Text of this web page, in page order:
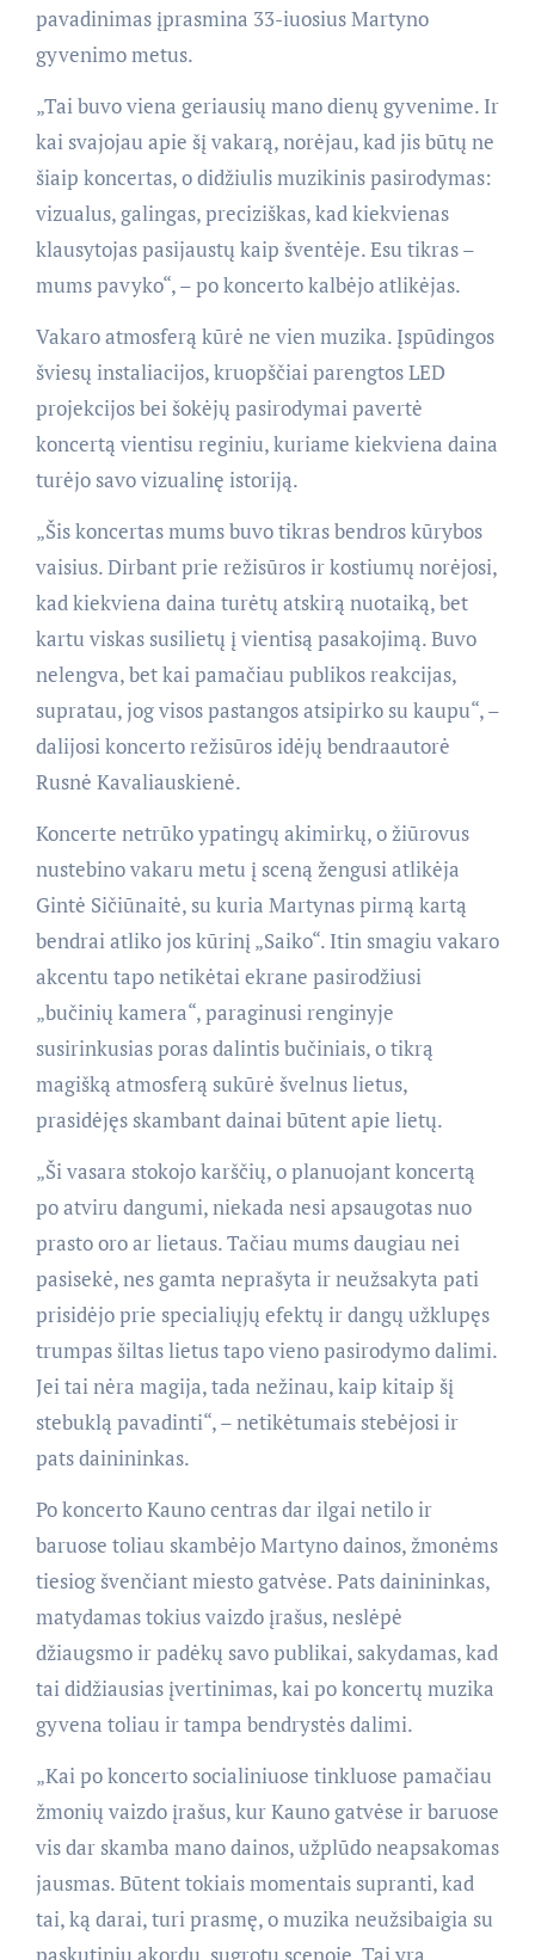
pavadinimas įprasmina 33-iuosius Martyno
gyvenimo metus.
„Tai buvo viena geriausių mano dienų gyvenime. Ir
kai svajojau apie šį vakarą, norėjau, kad jis būtų ne
šiaip koncertas, o didžiulis muzikinis pasirodymas:
vizualus, galingas, preciziškas, kad kiekvienas
klausytojas pasijaustų kaip šventėje. Esu tikras –
mums pavyko“, – po koncerto kalbėjo atlikėjas.
Vakaro atmosferą kūrė ne vien muzika. Įspūdingos
šviesų instaliacijos, kruopščiai parengtos LED
projekcijos bei šokėjų pasirodymai pavertė
koncertą vientisu reginiu, kuriame kiekviena daina
turėjo savo vizualinę istoriją.
„Šis koncertas mums buvo tikras bendros kūrybos
vaisius. Dirbant prie režisūros ir kostiumų norėjosi,
kad kiekviena daina turėtų atskirą nuotaiką, bet
kartu viskas susilietų į vientisą pasakojimą. Buvo
nelengva, bet kai pamačiau publikos reakcijas,
supratau, jog visos pastangos atsipirko su kaupu“, –
dalijosi koncerto režisūros idėjų bendraautorė
Rusnė Kavaliauskienė.
Koncerte netrūko ypatingų akimirkų, o žiūrovus
nustebino vakaru metu į sceną žengusi atlikėja
Gintė Sičiūnaitė, su kuria Martynas pirmą kartą
bendrai atliko jos kūrinį „Saiko“. Itin smagiu vakaro
akcentu tapo netikėtai ekrane pasirodžiusi
„bučinių kamera“, paraginusi renginyje
susirinkusias poras dalintis bučiniais, o tikrą
magišką atmosferą sukūrė švelnus lietus,
prasidėjęs skambant dainai būtent apie lietų.
„Ši vasara stokojo karščių, o planuojant koncertą
po atviru dangumi, niekada nesi apsaugotas nuo
prasto oro ar lietaus. Tačiau mums daugiau nei
pasisekė, nes gamta neprašyta ir neužsakyta pati
prisidėjo prie specialiųjų efektų ir dangų užklupęs
trumpas šiltas lietus tapo vieno pasirodymo dalimi.
Jei tai nėra magija, tada nežinau, kaip kitaip šį
stebuklą pavadinti“, – netikėtumais stebėjosi ir
pats dainininkas.
Po koncerto Kauno centras dar ilgai netilo ir
baruose toliau skambėjo Martyno dainos, žmonėms
tiesiog švenčiant miesto gatvėse. Pats dainininkas,
matydamas tokius vaizdo įrašus, neslėpė
džiaugsmo ir padėkų savo publikai, sakydamas, kad
tai didžiausias įvertinimas, kai po koncertų muzika
gyvena toliau ir tampa bendrystės dalimi.
„Kai po koncerto socialiniuose tinkluose pamačiau
žmonių vaizdo įrašus, kur Kauno gatvėse ir baruose
vis dar skamba mano dainos, užplūdo neapsakomas
jausmas. Būtent tokiais momentais supranti, kad
tai, ką darai, turi prasmę, o muzika neužsibaigia su